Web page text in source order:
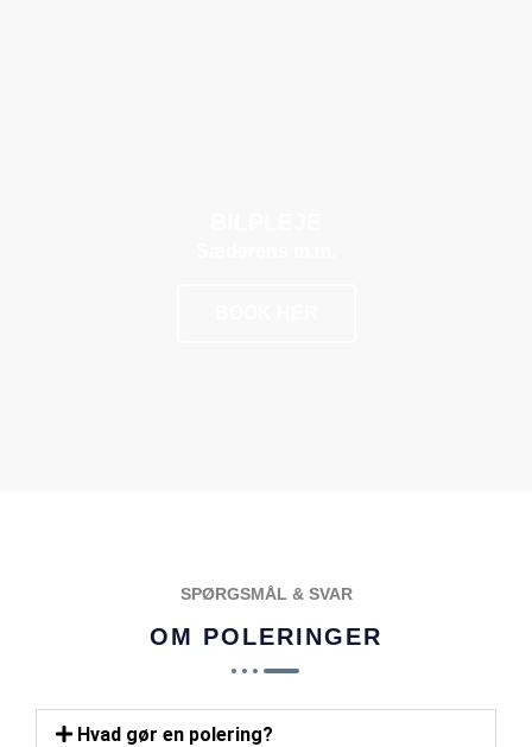
SPØRGSMÅL & SVAR
OM POLERINGER
Hvad gør en polering?